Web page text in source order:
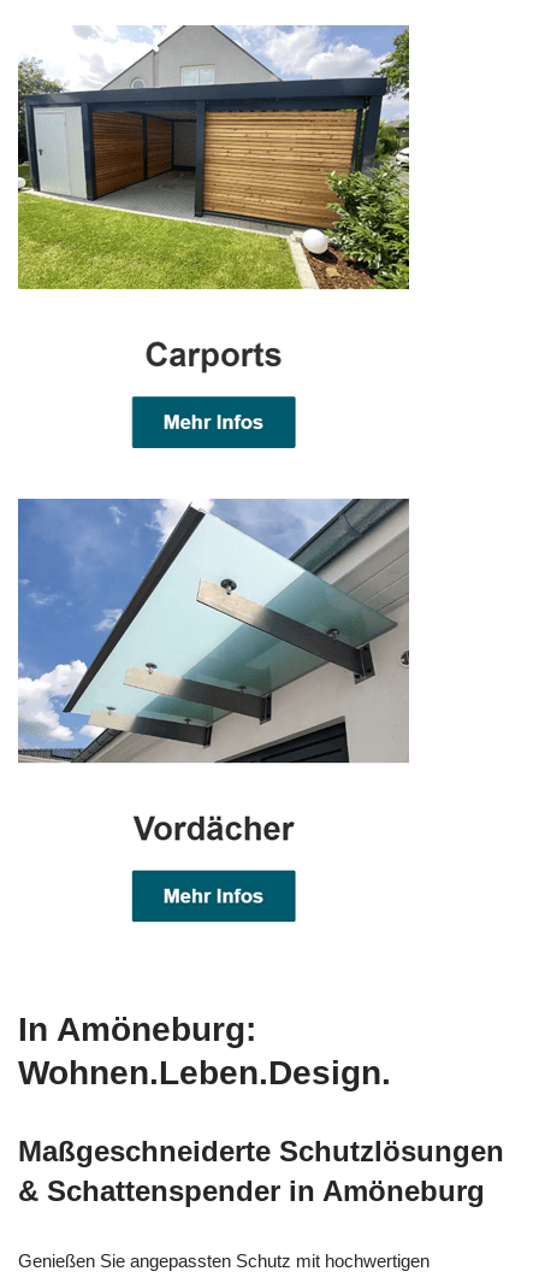
In Amöneburg:
Wohnen.Leben.Design.
Maßgeschneiderte Schutzlösungen
& Schattenspender in Amöneburg
Genießen Sie angepassten Schutz mit hochwertigen